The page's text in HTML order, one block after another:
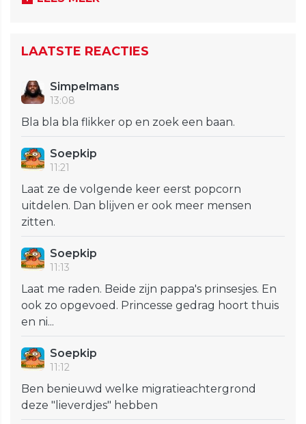
LAATSTE REACTIES
Simpelmans
13:08
Bla bla bla flikker op en zoek een baan.
Soepkip
11:21
Laat ze de volgende keer eerst popcorn
uitdelen. Dan blijven er ook meer mensen
zitten.
Soepkip
11:13
Laat me raden. Beide zijn pappa's prinsesjes. En
ook zo opgevoed. Princesse gedrag hoort thuis
en ni...
Soepkip
11:12
Ben benieuwd welke migratieachtergrond
deze "lieverdjes" hebben